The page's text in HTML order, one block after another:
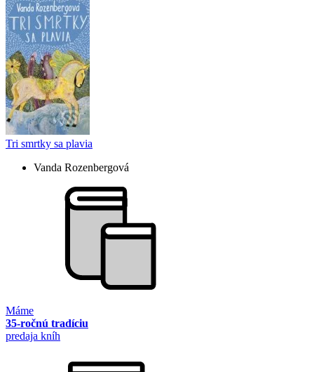
Tri smrtky sa plavia
Vanda Rozenbergová
Máme
35-ročnú tradíciu
predaja kníh